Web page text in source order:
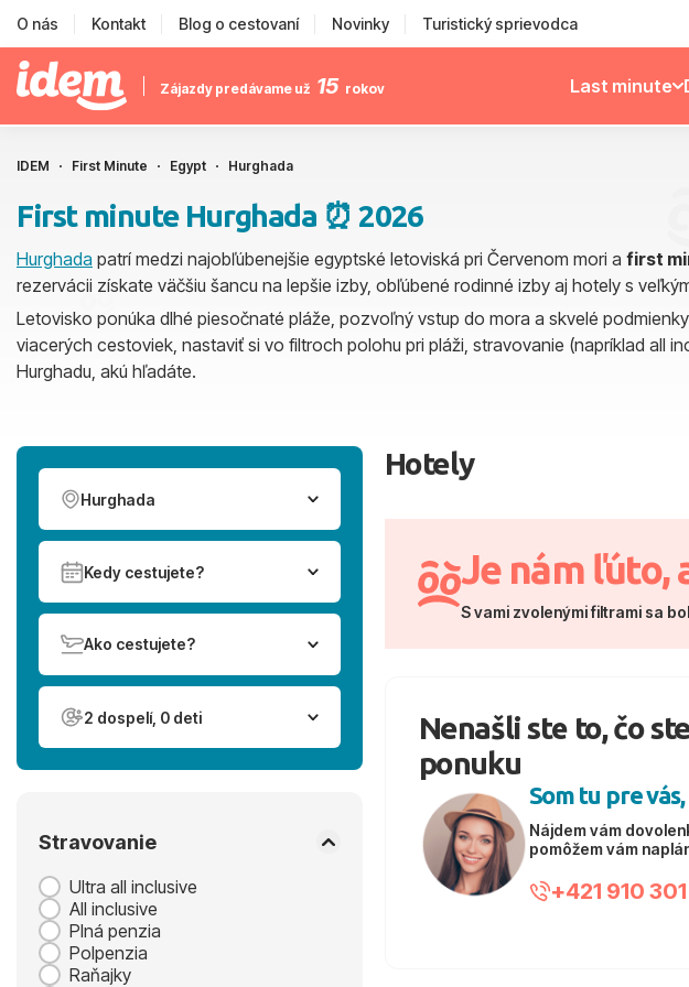
O nás Kontakt Blog o cestovaní Novinky Turistický sprievodca
Zájazdy predávame už 15 rokov Last minute
IDEM First Minute Egypt Hurghada
First minute Hurghada ⏰ 2026
Hurghada patrí medzi najobľúbenejšie egyptské letoviská pri Červenom mori a first
rezervácii získate väčšiu šancu na lepšie izby, obľúbené rodinné izby aj hotely s
Letovisko ponúka dlhé piesočnaté pláže, pozvoľný vstup do mora a skvelé
viacerých cestoviek, nastaviť si vo filtroch polohu pri pláži, stravovanie (napríklad all
Hurghadu, akú hľadáte.
Hurghada
Kedy cestujete?
Ako cestujete?
2 dospelí, 0 deti
Stravovanie
Ultra all inclusive
All inclusive
Plná penzia
Polpenzia
Raňajky
Hotely
Je nám ľúto,
S vami zvolenými filtrami sa
Nenašli ste to, čo
ponuku
Som tu pre
Nájdem vám
pomôžem vám
+421 910